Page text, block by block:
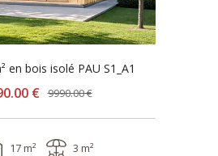
en bois isolé PAU S1_A1
€ 9990.00 €
17 m² 3 m²